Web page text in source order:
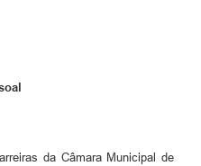
da Câmara Municipal de